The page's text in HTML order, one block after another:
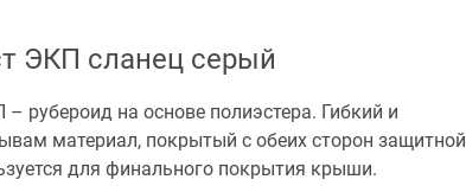
ЭКП сланец серый
рубероид на основе полиэстера. Гибкий и
материал, покрытый с обеих сторон защитной
для финального покрытия крыши.